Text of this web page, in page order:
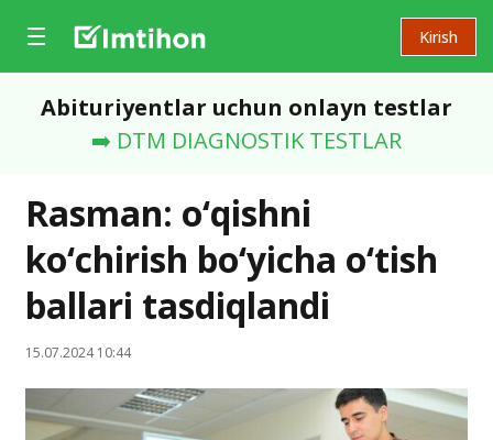
Kirish
Abituriyentlar uchun onlayn testlar
➡️ DTM DIAGNOSTIK TESTLAR
Rasman: o‘qishni
ko‘chirish bo‘yicha o‘tish
ballari tasdiqlandi
15.07.2024 10:44